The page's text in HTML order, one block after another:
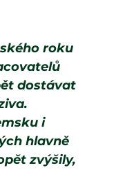
roku
dostávat
i
hlavně
zvýšily,